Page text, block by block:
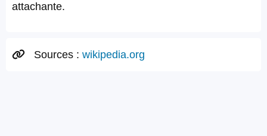
attachante.
Sources : wikipedia.org